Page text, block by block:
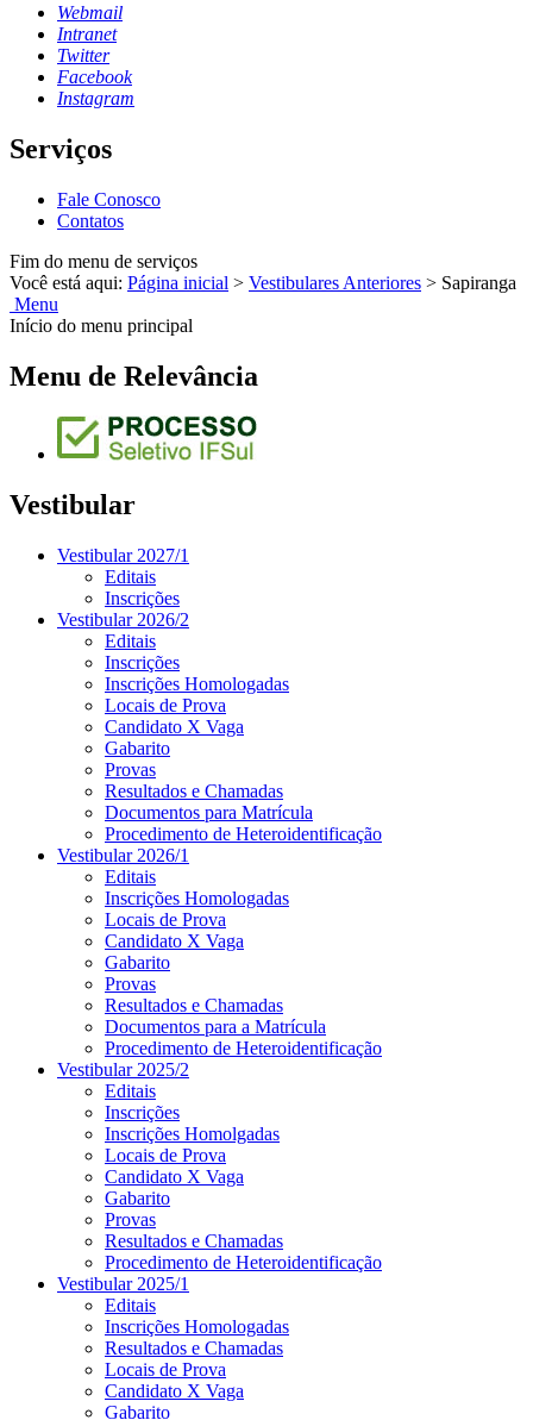
Webmail
Intranet
Twitter
Facebook
Instagram
Serviços
Fale Conosco
Contatos
Fim do menu de serviços
Você está aqui: Página inicial > Vestibulares Anteriores > Sapiranga
Menu
Início do menu principal
Menu de Relevância
Vestibular
Vestibular 2027/1
Editais
Inscrições
Vestibular 2026/2
Editais
Inscrições
Inscrições Homologadas
Locais de Prova
Candidato X Vaga
Gabarito
Provas
Resultados e Chamadas
Documentos para Matrícula
Procedimento de Heteroidentificação
Vestibular 2026/1
Editais
Inscrições Homologadas
Locais de Prova
Candidato X Vaga
Gabarito
Provas
Resultados e Chamadas
Documentos para a Matrícula
Procedimento de Heteroidentificação
Vestibular 2025/2
Editais
Inscrições
Inscrições Homolgadas
Locais de Prova
Candidato X Vaga
Gabarito
Provas
Resultados e Chamadas
Procedimento de Heteroidentificação
Vestibular 2025/1
Editais
Inscrições Homologadas
Resultados e Chamadas
Locais de Prova
Candidato X Vaga
Gabarito